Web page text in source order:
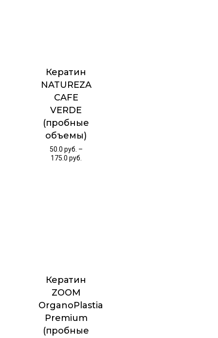
Кератин
NATUREZA
CAFE
VERDE
(пробные
объемы)
50.0 руб. –
175.0 руб.
Кератин
ZOOM
OrganoPlastia
Premium
(пробные